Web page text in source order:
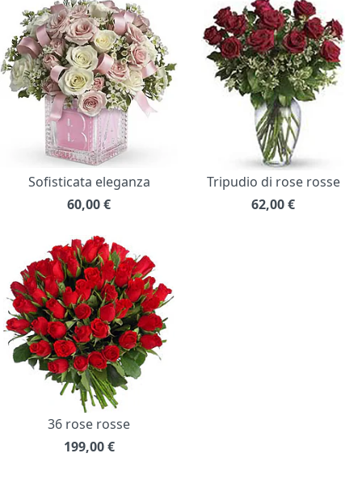
Sofisticata eleganza
60,00€
Tripudio di rose rosse
62,00€
36 rose rosse
199,00 €